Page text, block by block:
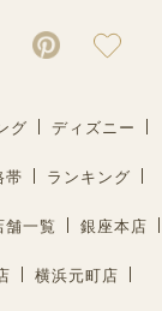
グ ディズニー
帯 ランキング
舗一覧 銀座本店
横浜元町店